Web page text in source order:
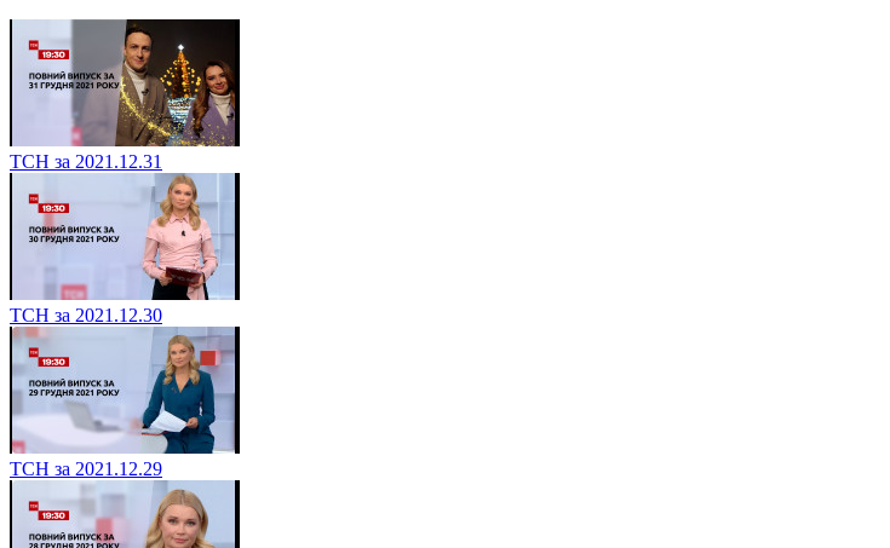
ТСН за 2021.12.31
ТСН за 2021.12.30
ТСН за 2021.12.29